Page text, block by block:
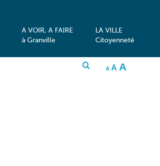
A VOIR, A FAIRE
à Granville
LA VILLE
Citoyenneté
A DECREASE
FONT
A RESET
FONT
SIZE.
AFONT
SIZE.